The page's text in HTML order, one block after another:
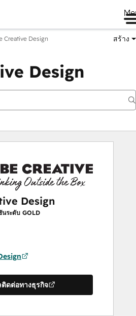
Creative Design สร้าง
Design
Design
นระดับ GOLD
ดต่อทางธุรกิจ